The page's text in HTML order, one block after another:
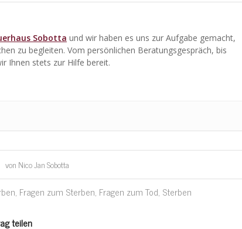
Sobotta und wir haben es uns zur Aufgabe gemacht,
zu begleiten. Vom persönlichen Beratungsgespräch, bis
Ihnen stets zur Hilfe bereit.
von Nico Jan Sobotta
, Fragen zum Sterben, Fragen zum Tod, Sterben
teilen